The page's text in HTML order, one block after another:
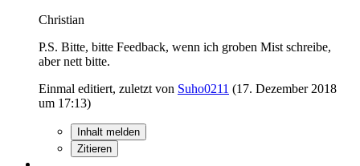
Christian
P.S. Bitte, bitte Feedback, wenn ich groben Mist schreibe,
aber nett bitte.
Einmal editiert, zuletzt von Suho0211 (17. Dezember 2018
um 17:13)
Inhalt melden
Zitieren